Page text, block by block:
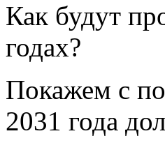
Как будут
годах?
Покажем с
2031 года